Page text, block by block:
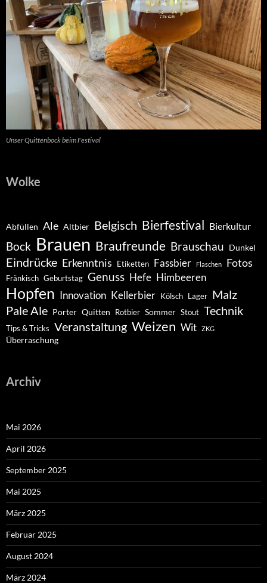
Unser Quittenbock beim Festival
Wolke
Abfüllen Ale Altbier Belgisch Bierfestival Bierkultur
Bock Brauen Braufreunde Brauschau Dunkel
Eindrücke Erkenntnis Etiketten Fassbier Flaschen Fotos
Fränkisch Geburtstag Genuss Hefe Himbeeren
Hopfen Innovation Kellerbier Kölsch Lager Malz
Pale Ale Porter Quitten Rotbier Sommer Stout Technik
Tips & Tricks Veranstaltung Weizen Wit ZKG
Überraschung
Archiv
Mai 2026
April 2026
September 2025
Mai 2025
März 2025
Februar 2025
August 2024
März 2024